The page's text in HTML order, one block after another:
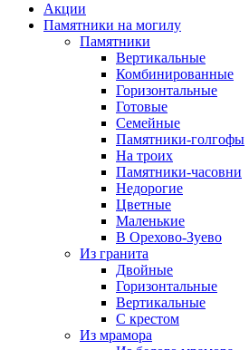
Акции
Памятники на могилу
Памятники
Вертикальные
Комбинированные
Горизонтальные
Готовые
Семейные
Памятники-голгофы
На троих
Памятники-часовни
Недорогие
Цветные
Маленькие
В Орехово-Зуево
Из гранита
Двойные
Горизонтальные
Вертикальные
С крестом
Из мрамора